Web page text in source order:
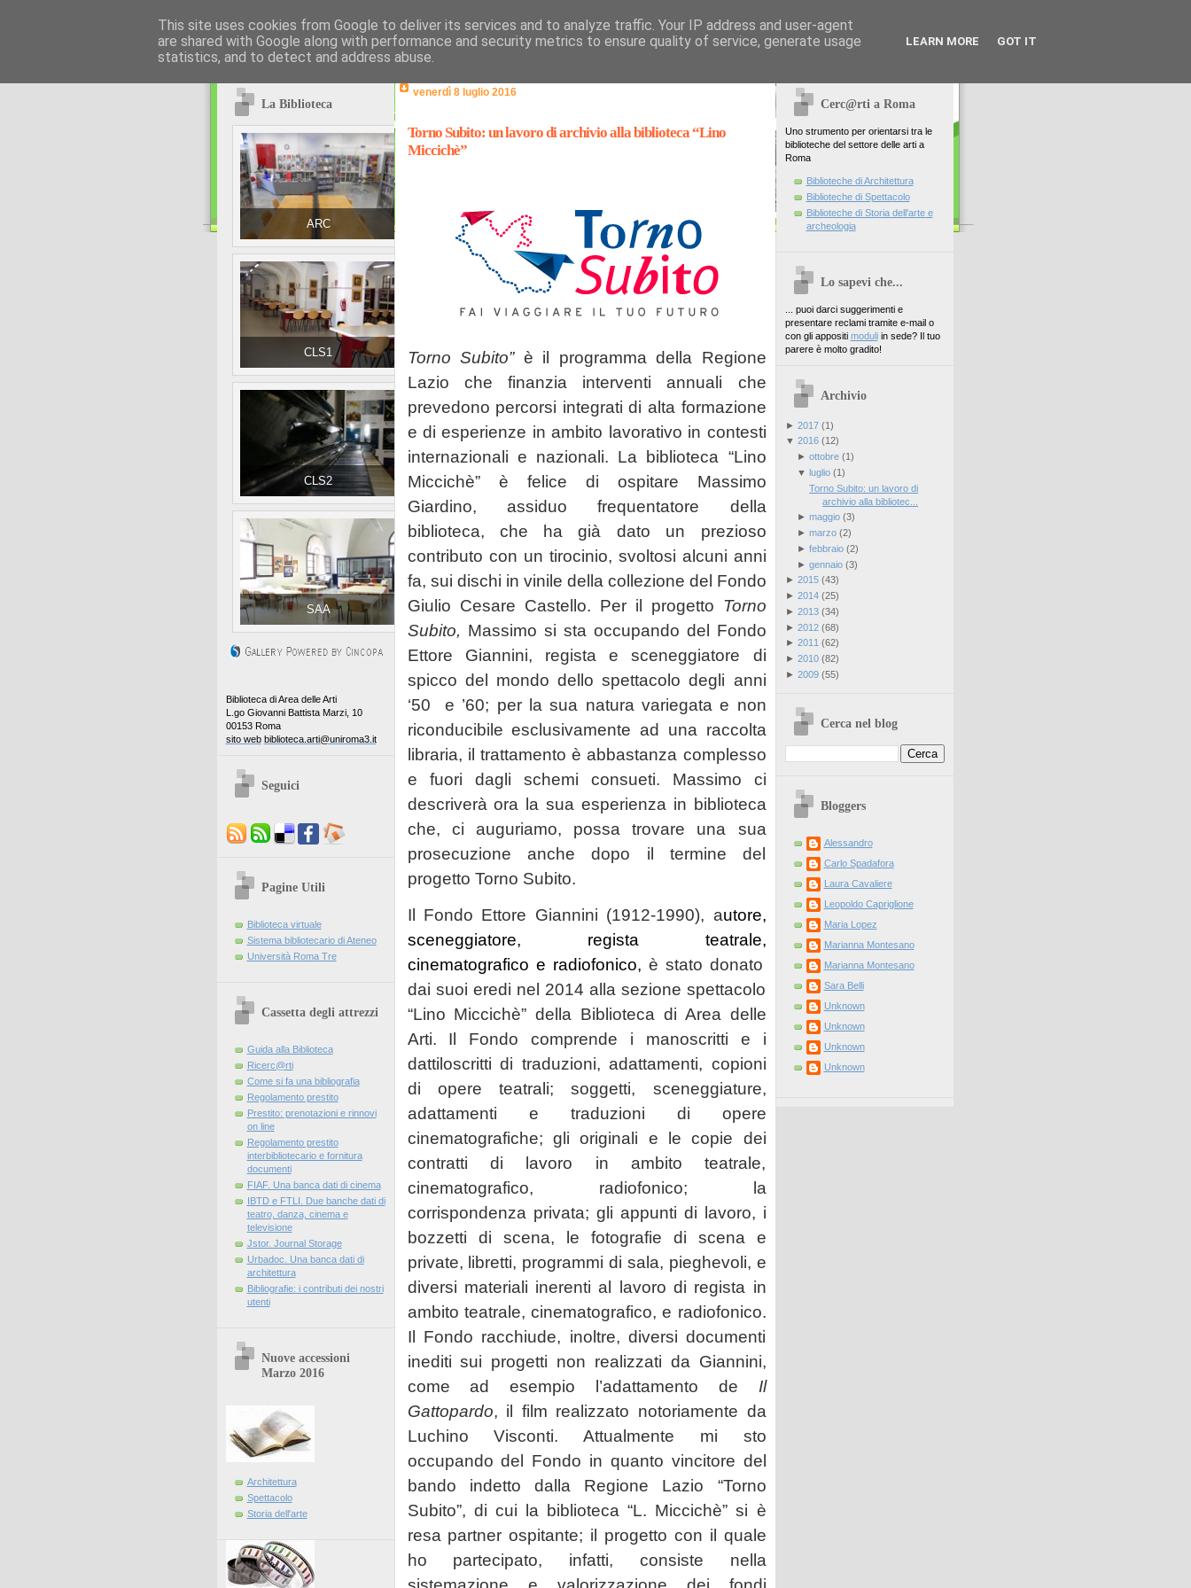
La Biblioteca
ARC
CLS1
CLS2
SAA
Biblioteca di Area delle Arti
L.go Giovanni Battista Marzi, 10
00153 Roma
sito web biblioteca.arti@uniroma3.it
Seguici
Pagine Utili
Biblioteca virtuale
Sistema bibliotecario di Ateneo
Università Roma Tre
Cassetta degli attrezzi
Guida alla Biblioteca
Ricerc@rti
Come si fa una bibliografia
Regolamento prestito
Prestito: prenotazioni e rinnovi
on line
Regolamento prestito
interbibliotecario e fornitura
documenti
FIAF. Una banca dati di cinema
IBTD e FTLI. Due banche dati di
teatro, danza, cinema e
televisione
Jstor. Journal Storage
Urbadoc. Una banca dati di
architettura
Bibliografie: i contributi dei nostri
utenti
Nuove accessioni
Marzo 2016
Architettura
Spettacolo
Storia dell'arte
venerdì 8 luglio 2016
Torno Subito: un lavoro di archivio alla biblioteca “Lino
Miccichè”
Torno Subito” è il programma della Regione
Lazio che finanzia interventi annuali che
prevedono percorsi integrati di alta formazione
e di esperienze in ambito lavorativo in contesti
internazionali e nazionali. La biblioteca “Lino
Miccichè” è felice di ospitare Massimo
Giardino, assiduo frequentatore della
biblioteca, che ha già dato un prezioso
contributo con un tirocinio, svoltosi alcuni anni
fa, sui dischi in vinile della collezione del Fondo
Giulio Cesare Castello. Per il progetto Torno
Subito, Massimo si sta occupando del Fondo
Ettore Giannini, regista e sceneggiatore di
spicco del mondo dello spettacolo degli anni
‘50
e ’60; per la sua natura variegata e non
riconducibile esclusivamente ad una raccolta
libraria, il trattamento è abbastanza complesso
e fuori dagli schemi consueti. Massimo ci
descriverà ora la sua esperienza in biblioteca
che, ci auguriamo, possa trovare una sua
prosecuzione anche dopo il termine del
progetto Torno Subito.
Il Fondo Ettore Giannini (1912-1990), autore,
sceneggiatore, regista teatrale,
cinematografico e radiofonico, è stato donato
dai suoi eredi nel 2014 alla sezione spettacolo
“Lino Miccichè” della Biblioteca di Area delle
Arti. Il Fondo comprende i manoscritti e i
dattiloscritti di traduzioni, adattamenti, copioni
di opere teatrali; soggetti, sceneggiature,
adattamenti e traduzioni di opere
cinematografiche; gli originali e le copie dei
contratti di lavoro in ambito teatrale,
cinematografico, radiofonico; la
corrispondenza privata; gli appunti di lavoro, i
bozzetti di scena, le fotografie di scena e
private, libretti, programmi di sala, pieghevoli, e
diversi materiali inerenti al lavoro di regista in
ambito teatrale, cinematografico, e radiofonico.
Il Fondo racchiude, inoltre, diversi documenti
inediti sui progetti non realizzati da Giannini,
come ad esempio l’adattamento de Il
Gattopardo, il film realizzato notoriamente da
Luchino Visconti. Attualmente mi sto
occupando del Fondo in quanto vincitore del
bando indetto dalla Regione Lazio “Torno
Subito”, di cui la biblioteca “L. Miccichè” si è
resa partner ospitante; il progetto con il quale
ho partecipato, infatti, consiste nella
Cerc@rti a Roma
Uno strumento per orientarsi tra le
biblioteche del settore delle arti a
Roma
Biblioteche di Architettura
Biblioteche di Spettacolo
Biblioteche di Storia dell'arte e
archeologia
Lo sapevi che...
... puoi darci suggerimenti e
presentare reclami tramite e-mail o
con gli appositi moduliin sede? Il tuo
parere è molto gradito!
Archivio
► 2017(1)
▼ 2016(12)
► ottobre(1)
▼ luglio(1)
Torno Subito: un lavoro di
archivio alla bibliotec...
► maggio(3)
► marzo(2)
► febbraio(2)
► gennaio(3)
► 2015(43)
► 2014(25)
► 2013(34)
► 2012(68)
► 2011(62)
► 2010(82)
► 2009(55)
Cerca nel blog
Bloggers
Alessandro
Carlo Spadafora
Laura Cavaliere
Leopoldo Capriglione
Maria Lopez
Marianna Montesano
Marianna Montesano
Sara Belli
Unknown
Unknown
Unknown
Unknown
This site uses cookies from Google to deliver its services and to analyze traffic. Your IP address and user-agent
are shared with Google along with performance and security metrics to ensure quality of service, generate usage
statistics, and to detect and address abuse.
LEARN MORE GOT IT